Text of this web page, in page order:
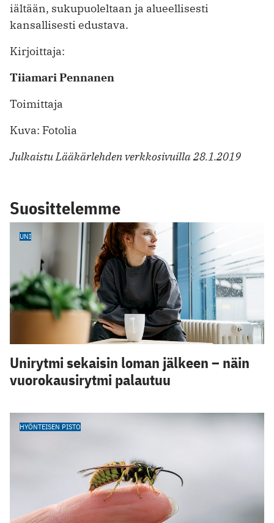
iältään, sukupuoleltaan ja alueellisesti
kansallisesti edustava.
Kirjoittaja:
Tiiamari Pennanen
Toimittaja
Kuva: Fotolia
Julkaistu Lääkärlehden verkkosivuilla 28.1.2019
Suosittelemme
UNI
Unirytmi sekaisin loman jälkeen – näin
vuorokausirytmi palautuu
HYÖNTEISEN PISTO